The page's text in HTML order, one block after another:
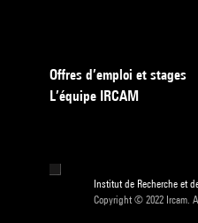
Offres d’emploi et stages
L’équipe IRCAM
Institut de Recherche et
Copyright © 2022 Ircam.